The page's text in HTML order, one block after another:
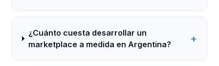
¿Cuánto cuesta desarrollar un
marketplace a medida en Argentina?
+